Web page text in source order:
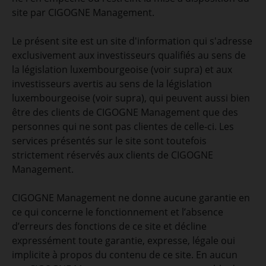
site par CIGOGNE Management.
Le présent site est un site d'information qui s'adresse
exclusivement aux investisseurs qualifiés au sens de
la législation luxembourgeoise (voir supra) et aux
investisseurs avertis au sens de la législation
luxembourgeoise (voir supra), qui peuvent aussi bien
être des clients de CIGOGNE Management que des
personnes qui ne sont pas clientes de celle-ci. Les
services présentés sur le site sont toutefois
strictement réservés aux clients de CIGOGNE
Management.
CIGOGNE Management ne donne aucune garantie en
ce qui concerne le fonctionnement et l’absence
d’erreurs des fonctions de ce site et décline
expressément toute garantie, expresse, légale oui
implicite à propos du contenu de ce site. En aucun